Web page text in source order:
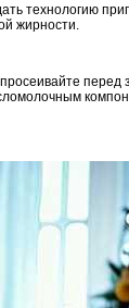
технологию
жирности.